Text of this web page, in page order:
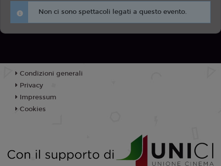
Non ci sono spettacoli legati a questo evento.
Condizioni generali
Privacy
Impressum
Cookies